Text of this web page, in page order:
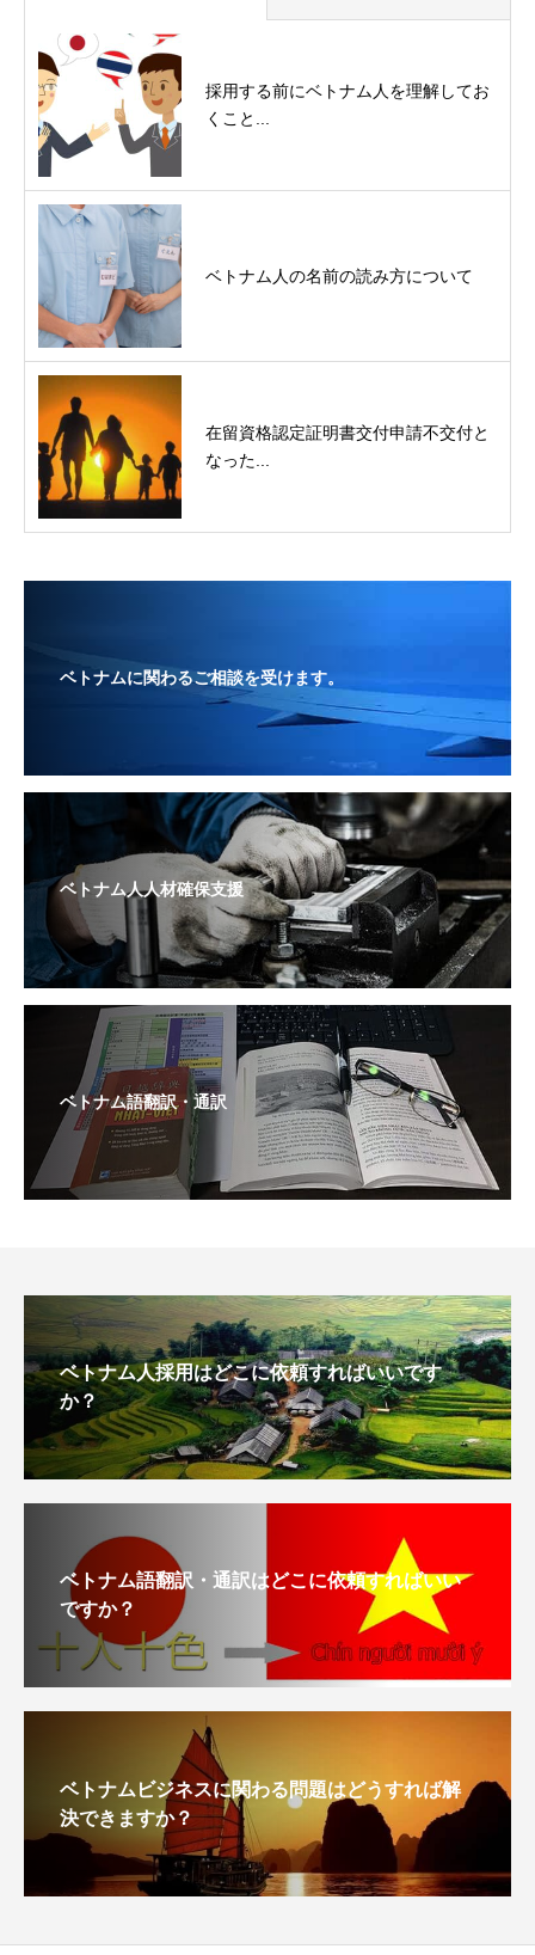
採用する前にベトナム人を理解してお
くこと...
ベトナム人の名前の読み方について
在留資格認定証明書交付申請不交付と
なった...
ベトナムに関わるご相談を受けます。
ベトナム人人材確保支援
ベトナム語翻訳・通訳
ベトナム人採用はどこに依頼すればいいです
か？
ベトナム語翻訳・通訳はどこに依頼すればいい
ですか？
ベトナムビジネスに関わる問題はどうすれば解
決できますか？